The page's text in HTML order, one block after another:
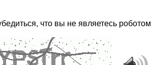
что вы не являетесь роботом